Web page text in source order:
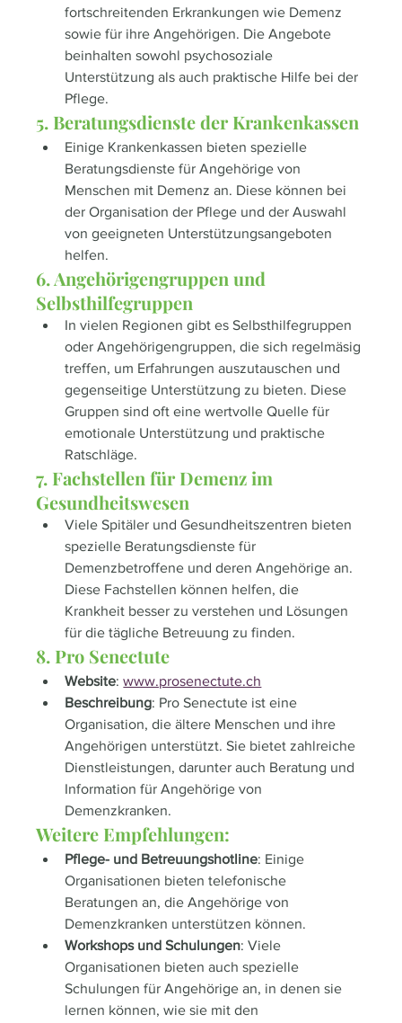
fortschreitenden Erkrankungen wie Demenz
sowie für ihre Angehörigen. Die Angebote
beinhalten sowohl psychosoziale
Unterstützung als auch praktische Hilfe bei der
Pflege.
5. Beratungsdienste der Krankenkassen
Einige Krankenkassen bieten spezielle
Beratungsdienste für Angehörige von
Menschen mit Demenz an. Diese können bei
der Organisation der Pflege und der Auswahl
von geeigneten Unterstützungsangeboten
helfen.
6. Angehörigengruppen und
Selbsthilfegruppen
In vielen Regionen gibt es Selbsthilfegruppen
oder Angehörigengruppen, die sich regelmäsig
treffen, um Erfahrungen auszutauschen und
gegenseitige Unterstützung zu bieten. Diese
Gruppen sind oft eine wertvolle Quelle für
emotionale Unterstützung und praktische
Ratschläge.
7. Fachstellen für Demenz im
Gesundheitswesen
Viele Spitäler und Gesundheitszentren bieten
spezielle Beratungsdienste für
Demenzbetroffene und deren Angehörige an.
Diese Fachstellen können helfen, die
Krankheit besser zu verstehen und Lösungen
für die tägliche Betreuung zu finden.
8. Pro Senectute
Website: www.prosenectute.ch
Beschreibung: Pro Senectute ist eine
Organisation, die ältere Menschen und ihre
Angehörigen unterstützt. Sie bietet zahlreiche
Dienstleistungen, darunter auch Beratung und
Information für Angehörige von
Demenzkranken.
Weitere Empfehlungen:
Pflege- und Betreuungshotline: Einige
Organisationen bieten telefonische
Beratungen an, die Angehörige von
Demenzkranken unterstützen können.
Workshops und Schulungen: Viele
Organisationen bieten auch spezielle
Schulungen für Angehörige an, in denen sie
lernen können, wie sie mit den